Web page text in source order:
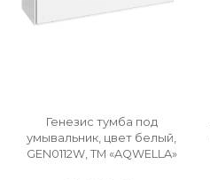
Генезис тумба под
умывальник, цвет белый,
GEN0112W, ТМ «AQWELLA»